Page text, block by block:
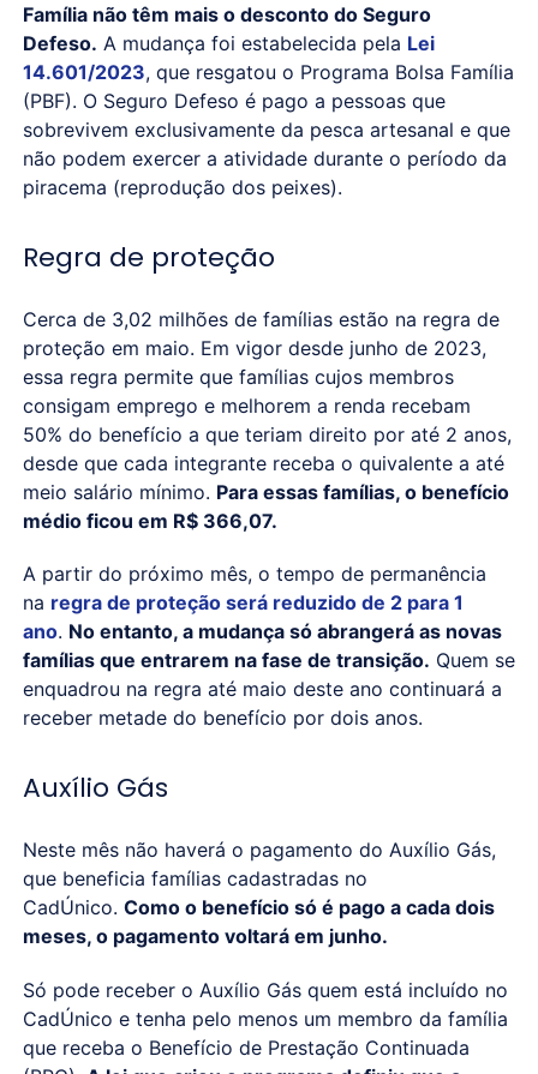
Família não têm mais o desconto do Seguro
Defeso. A mudança foi estabelecida pela Lei
14.601/2023, que resgatou o Programa Bolsa Família
(PBF). O Seguro Defeso é pago a pessoas que
sobrevivem exclusivamente da pesca artesanal e que
não podem exercer a atividade durante o período da
piracema (reprodução dos peixes).
Regra de proteção
Cerca de 3,02 milhões de famílias estão na regra de
proteção em maio. Em vigor desde junho de 2023,
essa regra permite que famílias cujos membros
consigam emprego e melhorem a renda recebam
50% do benefício a que teriam direito por até 2 anos,
desde que cada integrante receba o quivalente a até
meio salário mínimo. Para essas famílias, o benefício
médio ficou em R$ 366,07.
A partir do próximo mês, o tempo de permanência
na regra de proteção será reduzido de 2 para 1
ano. No entanto, a mudança só abrangerá as novas
famílias que entrarem na fase de transição. Quem se
enquadrou na regra até maio deste ano continuará a
receber metade do benefício por dois anos.
Auxílio Gás
Neste mês não haverá o pagamento do Auxílio Gás,
que beneficia famílias cadastradas no
CadÚnico. Como o benefício só é pago a cada dois
meses, o pagamento voltará em junho.
Só pode receber o Auxílio Gás quem está incluído no
CadÚnico e tenha pelo menos um membro da família
que receba o Benefício de Prestação Continuada